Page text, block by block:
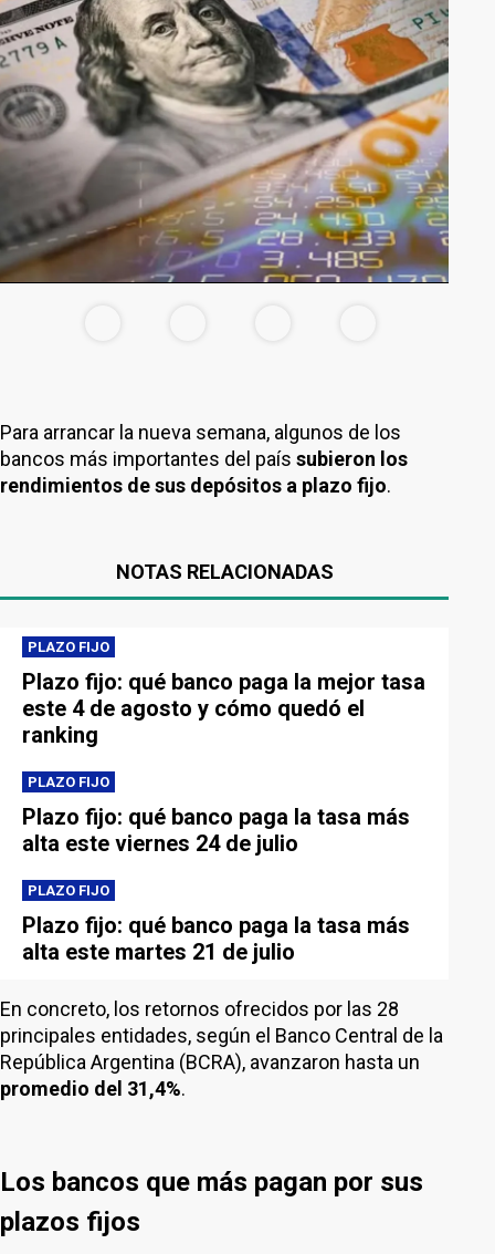
Para arrancar la nueva semana, algunos de los
bancos más importantes del país subieron los
rendimientos de sus depósitos a plazo fijo.
NOTAS RELACIONADAS
PLAZO FIJO
Plazo fijo: qué banco paga la mejor tasa
este 4 de agosto y cómo quedó el
ranking
PLAZO FIJO
Plazo fijo: qué banco paga la tasa más
alta este viernes 24 de julio
PLAZO FIJO
Plazo fijo: qué banco paga la tasa más
alta este martes 21 de julio
En concreto, los retornos ofrecidos por las 28
principales entidades, según el Banco Central de la
República Argentina (BCRA), avanzaron hasta un
promedio del 31,4%.
Los bancos que más pagan por sus
plazos fijos